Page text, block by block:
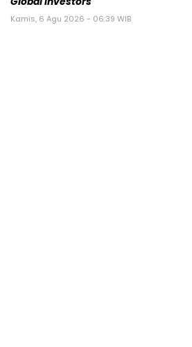
Kamis, 6 Agu 2026 - 06:39 WIB